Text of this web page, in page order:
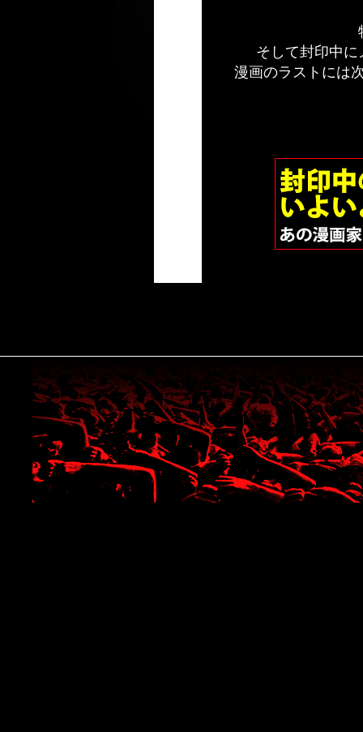
そして封印中に
漫画のラストには